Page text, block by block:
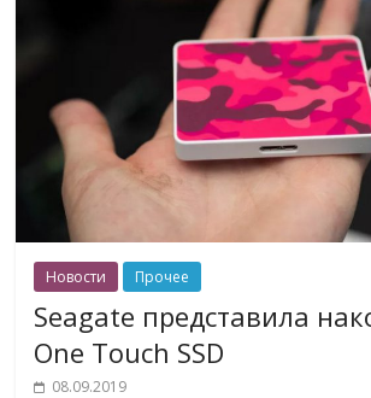
Новости Прочее
Seagate представила
One Touch SSD
08.09.2019